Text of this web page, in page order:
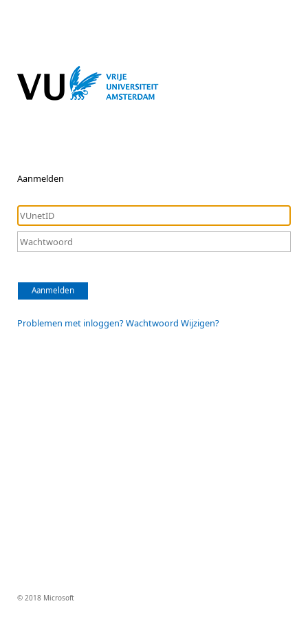
Aanmelden
Aanmelden
Problemen met inloggen? Wachtwoord Wijzigen?
© 2018 Microsoft